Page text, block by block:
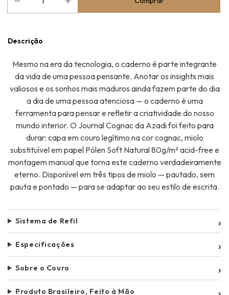
Descrição
Mesmo na era da tecnologia, o caderno é parte integrante
da vida de uma pessoa pensante. Anotar os insights mais
valiosos e os sonhos mais maduros ainda fazem parte do dia
a dia de uma pessoa atenciosa — o caderno é uma
ferramenta para pensar e refletir a criatividade do nosso
mundo interior. O Journal Cognac da Azadi foi feito para
durar: capa em couro legítimo na cor cognac, miolo
substituível em papel Pólen Soft Natural 80g/m² acid-free e
montagem manual que torna este caderno verdadeiramente
eterno. Disponível em três tipos de miolo — pautado, sem
pauta e pontado — para se adaptar ao seu estilo de escrita.
Sistema de Refil ›
Especificações ›
Sobre o Couro ›
Produto Brasileiro, Feito à Mão